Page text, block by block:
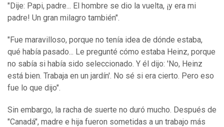
"Dije: Papi, padre... El hombre se dio la vuelta, ¡y era mi
padre! Un gran milagro también".
"Fue maravilloso, porque no tenía idea de dónde estaba,
qué había pasado... Le pregunté cómo estaba Heinz, porque
no sabía si había sido seleccionado. Y él dijo: 'No, Heinz
está bien. Trabaja en un jardín'. No sé si era cierto. Pero eso
fue lo que dijo".
Sin embargo, la racha de suerte no duró mucho. Después de
"Canadá", madre e hija fueron sometidas a un trabajo más